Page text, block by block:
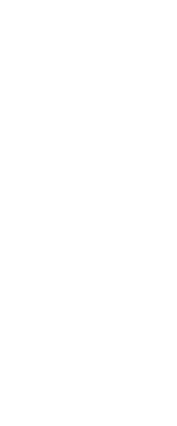
NATURELLE ET